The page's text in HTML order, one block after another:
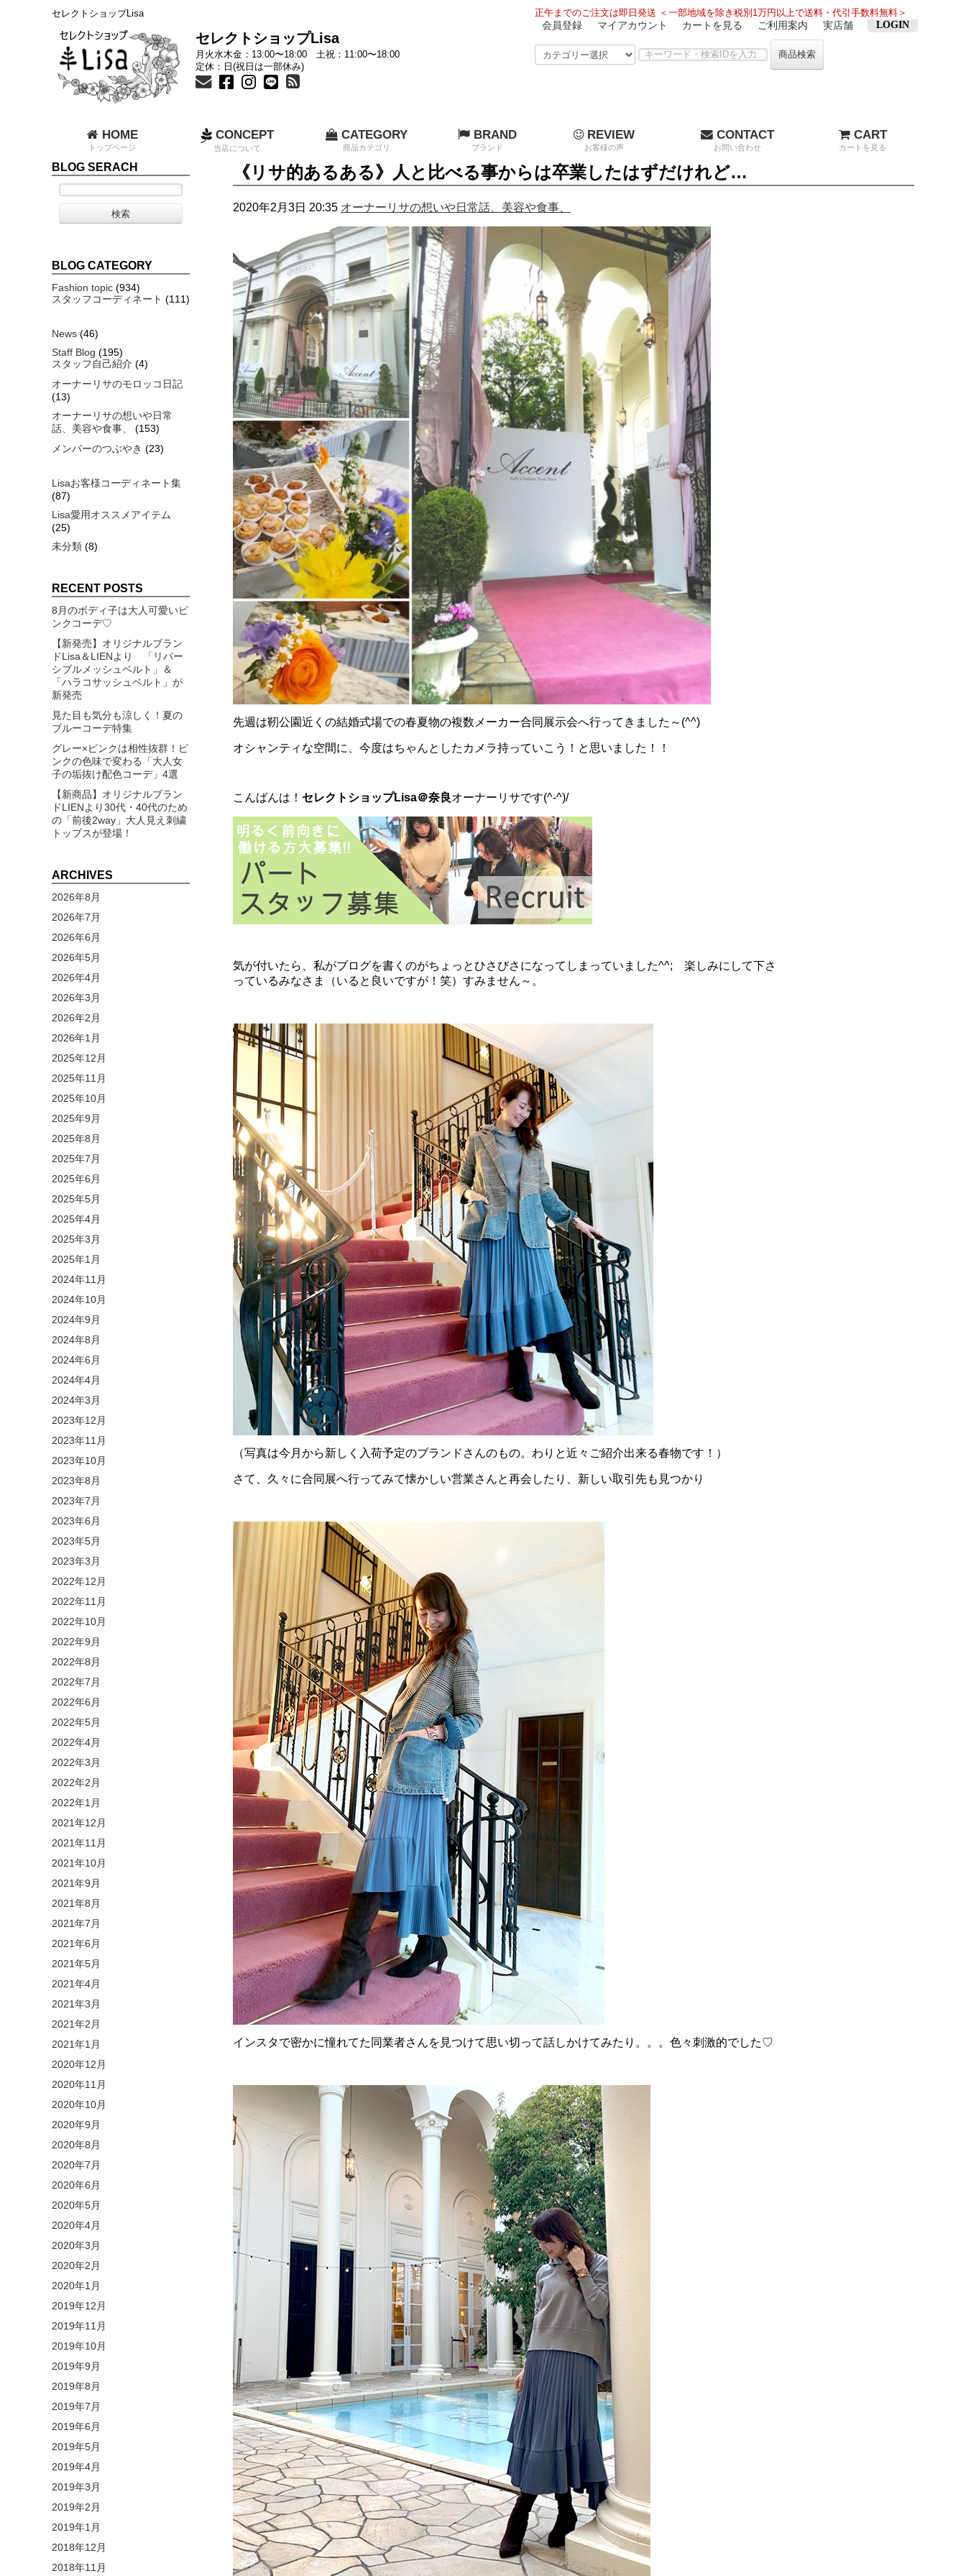
正午までのご注文は即日発送 ＜一部地域を除き税別1万円以上で送料・代引手数料無料＞
会員登録 マイアカウント カートを見る ご利用案内 実店舗 LOGIN
商品検索
セレクトショップLisa
セレクトショップLisa
月火水木金：13:00〜18:00 土祝：11:00〜18:00
定休：日(祝日は一部休み)
HOME
トップページ
CONCEPT
当店について
CATEGORY
商品カテゴリ
BRAND
ブランド
REVIEW
お客様の声
CONTACT
お問い合わせ
CART
カートを見る
《リサ的あるある》人と比べる事からは卒業したはずだけれど…
2020年2月3日 20:35 オーナーリサの想いや日常話、美容や食事、
先週は靭公園近くの結婚式場での春夏物の複数メーカー合同展示会へ行ってきました～(^^)
オシャンティな空間に、今度はちゃんとしたカメラ持っていこう！と思いました！！
こんばんは！ セレクトショップLisa＠奈良オーナーリサです(^-^)/
気が付いたら、私がブログを書くのがちょっとひさびさになってしまっていました^^; 楽しみにして下さ
っているみなさま（いると良いですが！笑）すみません～。
（写真は今月から新しく入荷予定のブランドさんのもの。わりと近々ご紹介出来る春物です！）
さて、久々に合同展へ行ってみて懐かしい営業さんと再会したり、新しい取引先も見つかり
インスタで密かに憧れてた同業者さんを見つけて思い切って話しかけてみたり。。。色々刺激的でした♡
BLOG SERACH
BLOG CATEGORY
Fashion topic (934)
スタッフコーディネート (111)
News (46)
Staff Blog (195)
スタッフ自己紹介 (4)
オーナーリサのモロッコ日記
(13)
オーナーリサの想いや日常
話、美容や食事、
(153)
メンバーのつぶやき (23)
Lisaお客様コーディネート集
(87)
Lisa愛用オススメアイテム
(25)
未分類 (8)
RECENT POSTS
8月のボディ子は大人可愛いピ
ンクコーデ♡
【新発売】オリジナルブラン
ドLisa＆LIENより 「リバー
シブルメッシュベルト」＆
「ハラコサッシュベルト」が
新発売
見た目も気分も涼しく！夏の
ブルーコーデ特集
グレー×ピンクは相性抜群！ピ
ンクの色味で変わる「大人女
子の垢抜け配色コーデ」4選
【新商品】オリジナルブラン
ドLIENより30代・40代のため
の「前後2way」大人見え刺繍
トップスが登場！
ARCHIVES
2026年8月
2026年7月
2026年6月
2026年5月
2026年4月
2026年3月
2026年2月
2026年1月
2025年12月
2025年11月
2025年10月
2025年9月
2025年8月
2025年7月
2025年6月
2025年5月
2025年4月
2025年3月
2025年1月
2024年11月
2024年10月
2024年9月
2024年8月
2024年6月
2024年4月
2024年3月
2023年12月
2023年11月
2023年10月
2023年8月
2023年7月
2023年6月
2023年5月
2023年3月
2022年12月
2022年11月
2022年10月
2022年9月
2022年8月
2022年7月
2022年6月
2022年5月
2022年4月
2022年3月
2022年2月
2022年1月
2021年12月
2021年11月
2021年10月
2021年9月
2021年8月
2021年7月
2021年6月
2021年5月
2021年4月
2021年3月
2021年2月
2021年1月
2020年12月
2020年11月
2020年10月
2020年9月
2020年8月
2020年7月
2020年6月
2020年5月
2020年4月
2020年3月
2020年2月
2020年1月
2019年12月
2019年11月
2019年10月
2019年9月
2019年8月
2019年7月
2019年6月
2019年5月
2019年4月
2019年3月
2019年2月
2019年1月
2018年12月
2018年11月